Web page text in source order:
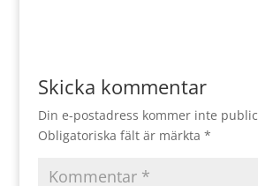
Skicka kommentar
Din e-postadress kommer inte
Obligatoriska fält är märkta *